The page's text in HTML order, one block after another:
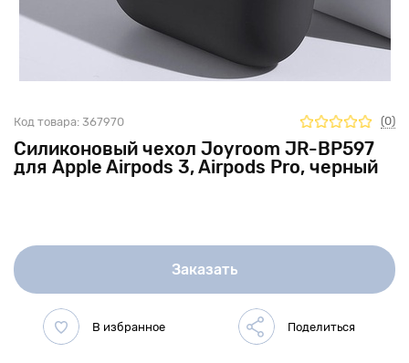
Силиконовый чехол Joyroom JR-BP597
для Apple Airpods 3, Airpods Pro, черный
Код товара: 367970 (0)
Заказать